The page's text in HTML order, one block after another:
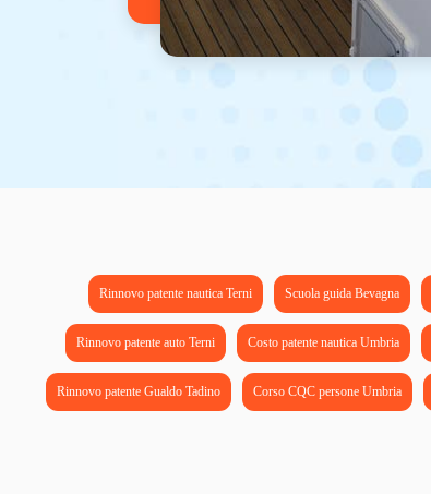
Rinnovo patente nautica Terni Scuola guida Bevagna
Rinnovo patente auto Terni Costo patente nautica Umbria
Rinnovo patente Gualdo Tadino Corso CQC persone Umbria